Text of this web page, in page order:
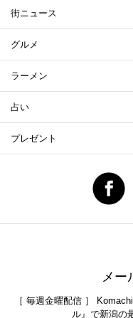
街ニュース
グルメ
ラーメン
占い
プレゼント
メー
［ 毎週金曜配信 ］
ル』で新潟の